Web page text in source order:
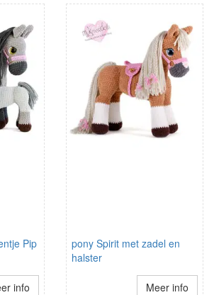
Pip
info
pony Spirit met zadel en
halster
Meer info